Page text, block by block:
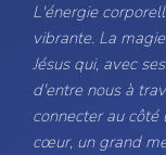
L'énergie
vibrante. La
Jésus qui, avec
d'entre nous à
connecter au
cœur, un grand